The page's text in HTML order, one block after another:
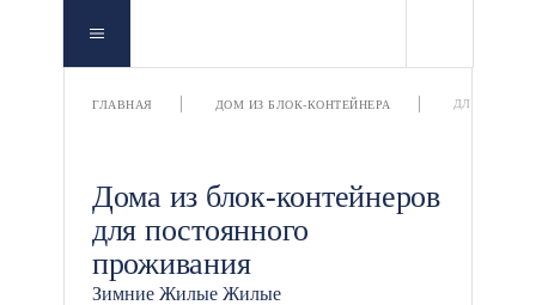
ГЛАВНАЯ ДОМ ИЗ БЛОК-КОНТЕЙНЕРА ДЛЯ
Дома из блок-контейнеров
для постоянного
проживания
Зимние Жилые Жилые